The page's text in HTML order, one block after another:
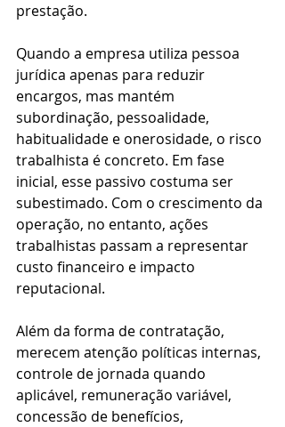
prestação.
Quando a empresa utiliza pessoa
jurídica apenas para reduzir
encargos, mas mantém
subordinação, pessoalidade,
habitualidade e onerosidade, o risco
trabalhista é concreto. Em fase
inicial, esse passivo costuma ser
subestimado. Com o crescimento da
operação, no entanto, ações
trabalhistas passam a representar
custo financeiro e impacto
reputacional.
Além da forma de contratação,
merecem atenção políticas internas,
controle de jornada quando
aplicável, remuneração variável,
concessão de benefícios,